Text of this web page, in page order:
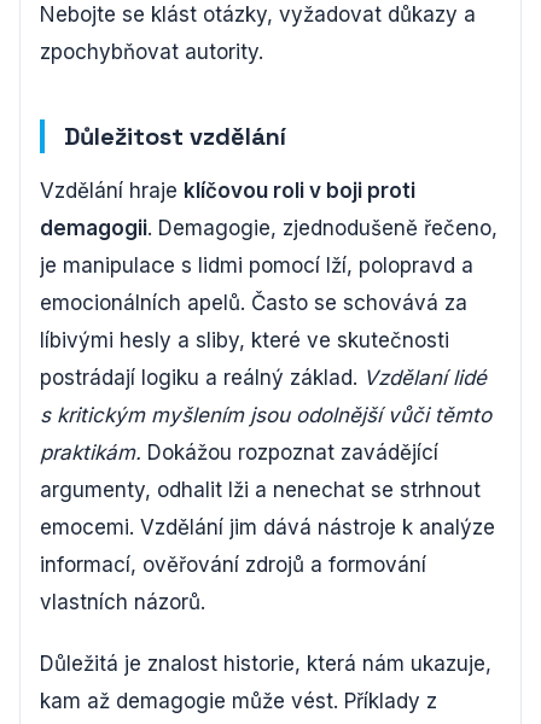
Nebojte se klást otázky, vyžadovat důkazy a
zpochybňovat autority.
Důležitost vzdělání
Vzdělání hraje klíčovou roli v boji proti
demagogii. Demagogie, zjednodušeně řečeno,
je manipulace s lidmi pomocí lží, polopravd a
emocionálních apelů. Často se schovává za
líbivými hesly a sliby, které ve skutečnosti
postrádají logiku a reálný základ. Vzdělaní lidé
s kritickým myšlením jsou odolnější vůči těmto
praktikám. Dokážou rozpoznat zavádějící
argumenty, odhalit lži a nenechat se strhnout
emocemi. Vzdělání jim dává nástroje k analýze
informací, ověřování zdrojů a formování
vlastních názorů.
Důležitá je znalost historie, která nám ukazuje,
kam až demagogie může vést. Příklady z